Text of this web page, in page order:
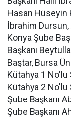
Hasan Hüseyin
İbrahim Dursun,
Konya Şube
Başkanı
Baştar, Bursa
Kütahya 1 No'lu
Kütahya 2 No'lu
Şube Başkanı
Şube Başkanı